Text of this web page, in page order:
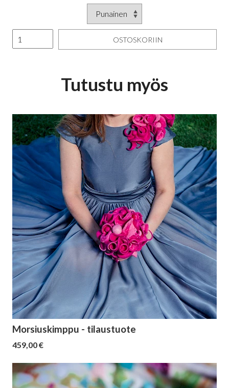
OSTOSKORIIN
Tutustu myös
Morsiuskimppu - tilaustuote
459,00 €